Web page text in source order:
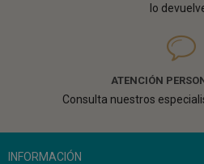
lo
ATENCIÓN
Consulta nuestros
INFORMACIÓN